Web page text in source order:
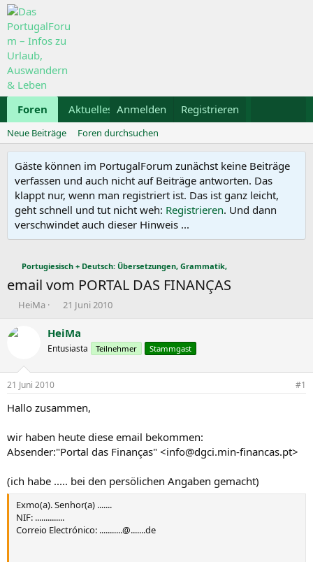
Foren Aktuelles Galerie Kalender
Anmelden Registrieren
Neue Beiträge Foren durchsuchen
Gäste können im PortugalForum zunächst keine Beiträge
verfassen und auch nicht auf Beiträge antworten. Das
klappt nur, wenn man registriert ist. Das ist ganz leicht,
geht schnell und tut nicht weh: Registrieren. Und dann
verschwindet auch dieser Hinweis ...
Portugiesisch + Deutsch: Übersetzungen, Grammatik,
email vom PORTAL DAS FINANÇAS
E
s
e
r
HeiMa
E
s
e
t
a
21 Juni 2010
HeiMa
Entusiasta Teilnehmer Stammgast
21 Juni 2010 #1
Hallo zusammen,
wir haben heute diese email bekommen:
Absender:"Portal das Finanças" <info@dgci.min-financas.pt>
(ich habe ..... bei den persölichen Angaben gemacht)
Exmo(a). Senhor(a) .......
NIF: ..............
Correio Electrónico: ...........@.......de